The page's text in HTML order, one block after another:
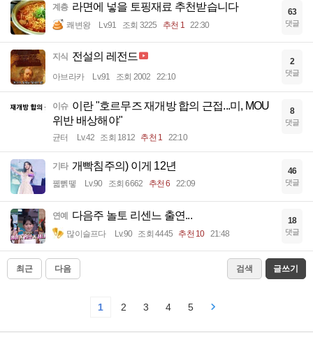
계층 라면에 넣을 토핑재료 추천받습니다
쾌변왕 Lv.91 조회 3225 추천 1 22:30
63
댓글
지식 전설의 레전드
아브라카 Lv.91 조회 2002 22:10
2
댓글
이슈 이란 "호르무즈 재개방 합의 근접...미, MOU
위반 배상해야"
균터 Lv.42 조회 1812 추천 1 22:10
8
댓글
기타 개빡침주의) 이게 12년
꿻뻵뗗 Lv.90 조회 6662 추천 6 22:09
46
댓글
연예 다음주 놀토 리센느 출연...
많이슬프다 Lv.90 조회 4445 추천 10 21:48
18
댓글
최근 다음 검색 글쓰기
1 2 3 4 5